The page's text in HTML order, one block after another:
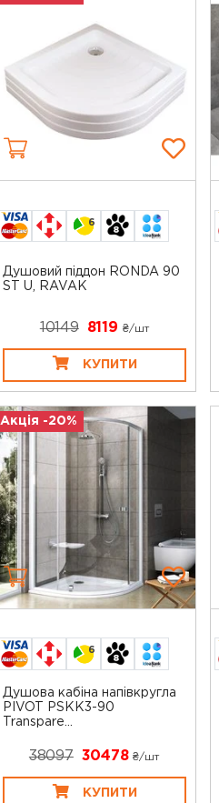
6
Душовий піддон RONDA 90
ST U, RAVAK
10149 8119 ₴/шт
КУПИТИ
Акція -20%
6
Душова кабіна напівкругла
PIVOT PSKK3-90
Transpare...
38097 30478₴/шт
КУПИТИ